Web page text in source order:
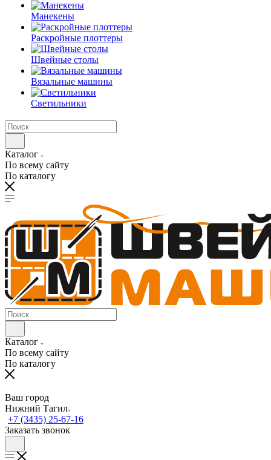
Манекены
Раскройные плоттеры
Швейные столы
Вязальные машины
Светильники
Каталог
По всему сайту
По каталогу
Каталог
По всему сайту
По каталогу
Ваш город
Нижний Тагил
+7 (3435) 25-67-16
Заказать звонок